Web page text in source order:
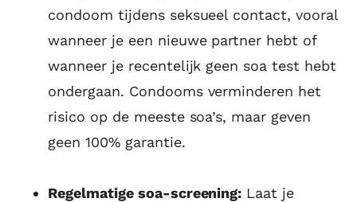
condoom tijdens seksueel contact, vooral
wanneer je een nieuwe partner hebt of
wanneer je recentelijk geen soa test hebt
ondergaan. Condooms verminderen het
risico op de meeste soa’s, maar geven
geen 100% garantie.
Regelmatige soa-screening: Laat je